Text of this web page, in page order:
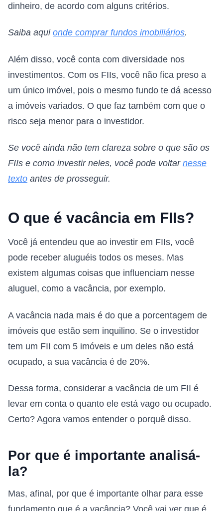
dinheiro, de acordo com alguns critérios.
Saiba aqui onde comprar fundos imobiliários.
Além disso, você conta com diversidade nos
investimentos. Com os FIIs, você não fica preso a
um único imóvel, pois o mesmo fundo te dá acesso
a imóveis variados. O que faz também com que o
risco seja menor para o investidor.
Se você ainda não tem clareza sobre o que são os
FIIs e como investir neles, você pode voltar nesse
texto antes de prosseguir.
O que é vacância em FIIs?
Você já entendeu que ao investir em FIIs, você
pode receber aluguéis todos os meses. Mas
existem algumas coisas que influenciam nesse
aluguel, como a vacância, por exemplo.
A vacância nada mais é do que a porcentagem de
imóveis que estão sem inquilino. Se o investidor
tem um FII com 5 imóveis e um deles não está
ocupado, a sua vacância é de 20%.
Dessa forma, considerar a vacância de um FII é
levar em conta o quanto ele está vago ou ocupado.
Certo? Agora vamos entender o porquê disso.
Por que é importante analisá-
la?
Mas, afinal, por que é importante olhar para esse